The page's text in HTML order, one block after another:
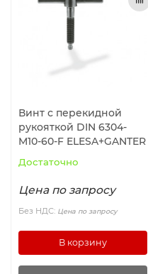
Винт с перекидной
рукояткой DIN 6304-
M10-60-F ELESA+GANTER
Достаточно
Цена по запросу
Без НДС: Цена по запросу
В корзину